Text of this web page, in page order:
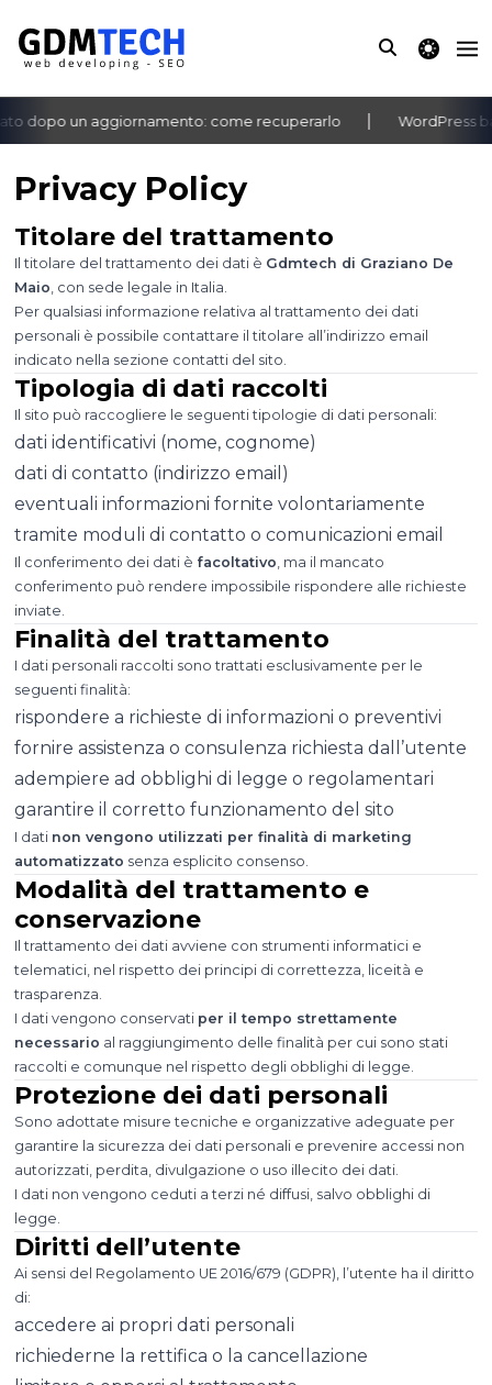
theme
dopo un aggiornamento: come recuperarlo WordPress
‹ ›
Privacy Policy
Titolare del trattamento
Il titolare del trattamento dei dati è Gdmtech di Graziano De
Maio , con sede legale in Italia.
Per qualsiasi informazione relativa al trattamento dei dati
personali è possibile contattare il titolare all’indirizzo email
indicato nella sezione contatti del sito.
Tipologia di dati raccolti
Il sito può raccogliere le seguenti tipologie di dati personali:
dati identificativi (nome, cognome)
dati di contatto (indirizzo email)
eventuali informazioni fornite volontariamente
tramite moduli di contatto o comunicazioni email
Il conferimento dei dati è facoltativo , ma il mancato
conferimento può rendere impossibile rispondere alle richieste
inviate.
Finalità del trattamento
I dati personali raccolti sono trattati esclusivamente per le
seguenti finalità:
rispondere a richieste di informazioni o preventivi
fornire assistenza o consulenza richiesta dall’utente
adempiere ad obblighi di legge o regolamentari
garantire il corretto funzionamento del sito
I dati non vengono utilizzati per finalità di marketing
automatizzato senza esplicito consenso.
Modalità del trattamento e
conservazione
Il trattamento dei dati avviene con strumenti informatici e
telematici, nel rispetto dei principi di correttezza, liceità e
trasparenza.
I dati vengono conservati per il tempo strettamente
necessario al raggiungimento delle finalità per cui sono stati
raccolti e comunque nel rispetto degli obblighi di legge.
Protezione dei dati personali
Sono adottate misure tecniche e organizzative adeguate per
garantire la sicurezza dei dati personali e prevenire accessi non
autorizzati, perdita, divulgazione o uso illecito dei dati.
I dati non vengono ceduti a terzi né diffusi, salvo obblighi di
legge.
Diritti dell’utente
Ai sensi del Regolamento UE 2016/679 (GDPR), l’utente ha il diritto
di:
accedere ai propri dati personali
richiederne la rettifica o la cancellazione